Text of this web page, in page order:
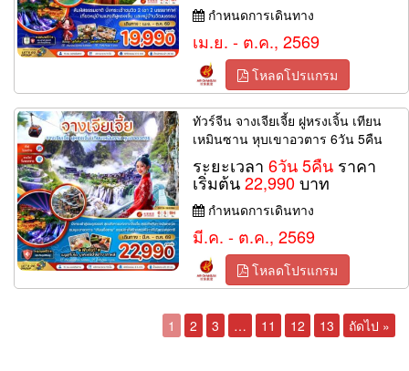
กำหนดการเดินทาง
เม.ย. - ต.ค., 2569
โหลดโปรแกรม
ทัวร์จีน จางเจียเจี้ย ฝูหรงเจิ้น เทียน
เหมินซาน หุบเขาอวตาร 6วัน 5คืน
ระยะเวลา6วัน 5คืน ราคา
เริ่มต้น22,990บาท
กำหนดการเดินทาง
มี.ค. - ต.ค., 2569
โหลดโปรแกรม
1 2 3 … 11 12 13 ถัดไป »